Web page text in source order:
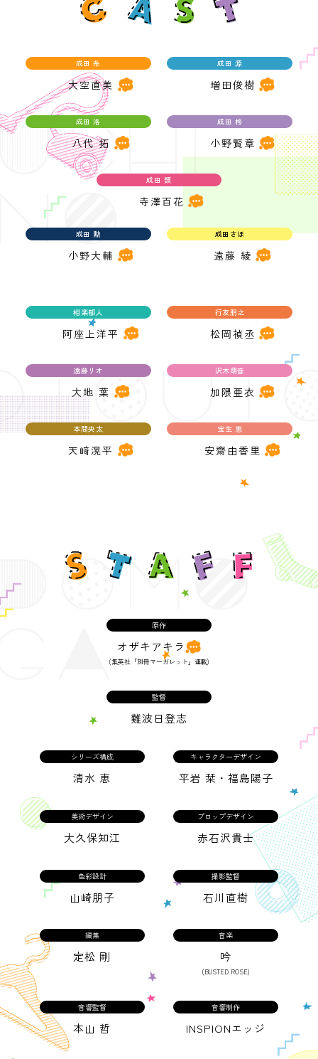
成田 糸
大空直美
成田 源
増田俊樹
成田 洛
八代 拓
成田 柊
小野賢章
成田 類
寺澤百花
成田 勲
小野大輔
成田さほ
遠藤 綾
相楽郁人
阿座上洋平
行友朋之
松岡禎丞
遠藤リオ
大地 葉
沢木萌音
加隈亜衣
本間央太
天﨑滉平
宝生 恵
安齋由香里
原作
オザキアキラ
(集英社「別冊マーガレット」連載)
監督
難波日登志
シリーズ構成
清水 恵
キャラクターデザイン
平岩 栞・福島陽子
美術デザイン
大久保知江
プロップデザイン
赤石沢貴士
色彩設計
山崎朋子
撮影監督
石川直樹
編集
定松 剛
音楽
吟
(BUSTED ROSE)
音響監督
本山 哲
音響制作
INSPIONエッジ